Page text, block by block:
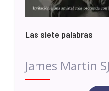
Las siete palabras
James Martin SJ